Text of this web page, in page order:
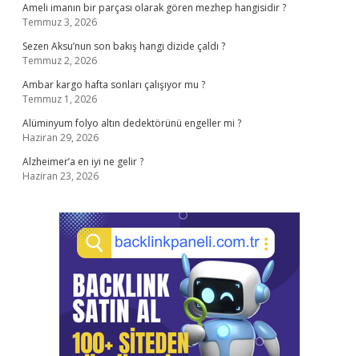
Ameli imanın bir parçası olarak gören mezhep hangisidir ?
Temmuz 3, 2026
Sezen Aksu’nun son bakış hangi dizide çaldı ?
Temmuz 2, 2026
Ambar kargo hafta sonları çalışıyor mu ?
Temmuz 1, 2026
Alüminyum folyo altın dedektörünü engeller mi ?
Haziran 29, 2026
Alzheimer’a en iyi ne gelir ?
Haziran 23, 2026